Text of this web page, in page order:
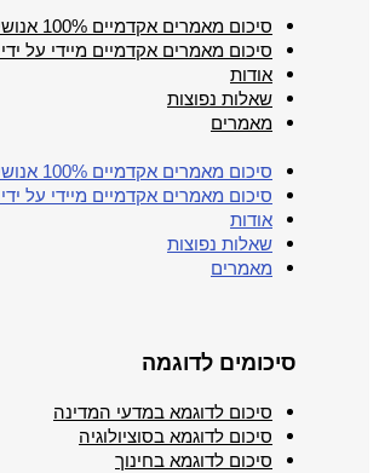
סיכום מאמרים אקדמיים 100% אנושי
סיכום מאמרים אקדמיים מיידי על ידי AI
אודות
שאלות נפוצות
מאמרים
סיכום מאמרים אקדמיים 100% אנושי
סיכום מאמרים אקדמיים מיידי על ידי AI
אודות
שאלות נפוצות
מאמרים
סיכומים לדוגמה
סיכום לדוגמא במדעי המדינה
סיכום לדוגמא בסוציולוגיה
סיכום לדוגמא בחינוך